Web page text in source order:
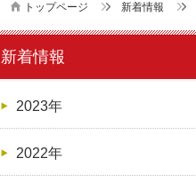
トップページ 新着情報
新着情報
2023年
2022年